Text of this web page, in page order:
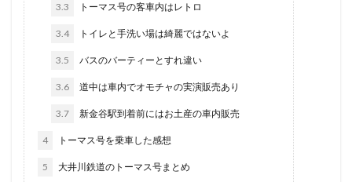
3.3 トーマス号の客車内はレトロ
3.4 トイレと手洗い場は綺麗ではないよ
3.5 バスのバーティーとすれ違い
3.6 道中は車内でオモチャの実演販売あり
3.7 新金谷駅到着前にはお土産の車内販売
4 トーマス号を乗車した感想
5 大井川鉄道のトーマス号まとめ